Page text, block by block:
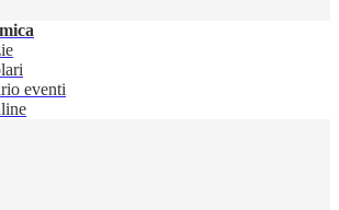
eventi